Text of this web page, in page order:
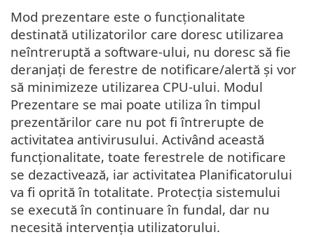
Mod prezentare este o funcționalitate
destinată utilizatorilor care doresc utilizarea
neîntreruptă a software-ului, nu doresc să fie
deranjați de ferestre de notificare/alertă și vor
să minimizeze utilizarea CPU-ului. Modul
Prezentare se mai poate utiliza în timpul
prezentărilor care nu pot fi întrerupte de
activitatea antivirusului. Activând această
funcționalitate, toate ferestrele de notificare
se dezactivează, iar activitatea Planificatorului
va fi oprită în totalitate. Protecția sistemului
se execută în continuare în fundal, dar nu
necesită intervenția utilizatorului.